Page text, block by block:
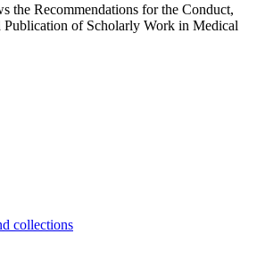
the Recommendations for the Conduct,
of Scholarly Work in Medical
collections